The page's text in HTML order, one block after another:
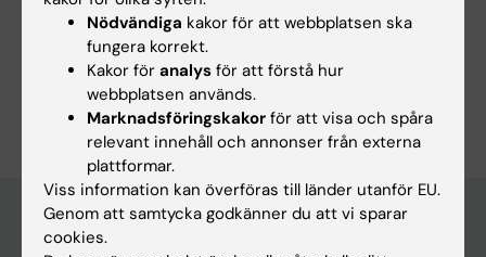
Är du Maria Alejandra Ulloa Mojica?
Redigera din profil
Nödvändiga kakor för att webbplatsen ska
fungera korrekt.
Kakor för analys för att förstå hur
webbplatsen används.
Marknadsföringskakor för att visa och spåra
relevant innehåll och annonser från externa
plattformar.
Viss information kan överföras till länder utanför EU.
Genom att samtycka godkänner du att vi sparar
cookies.